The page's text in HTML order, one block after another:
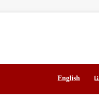
English